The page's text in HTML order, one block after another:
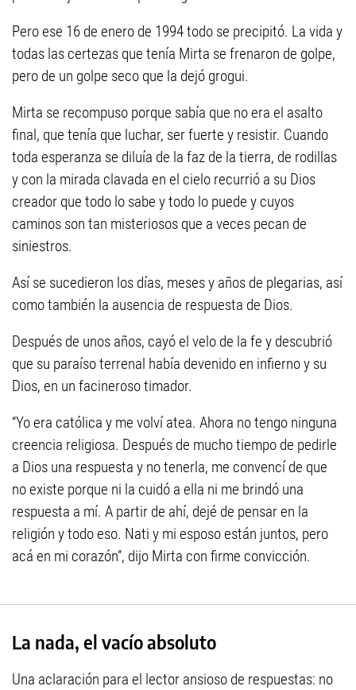
Pero ese 16 de enero de 1994 todo se precipitó. La vida y
todas las certezas que tenía Mirta se frenaron de golpe,
pero de un golpe seco que la dejó grogui.
Mirta se recompuso porque sabía que no era el asalto
final, que tenía que luchar, ser fuerte y resistir. Cuando
toda esperanza se diluía de la faz de la tierra, de rodillas
y con la mirada clavada en el cielo recurrió a su Dios
creador que todo lo sabe y todo lo puede y cuyos
caminos son tan misteriosos que a veces pecan de
siniestros.
Así se sucedieron los días, meses y años de plegarias, así
como también la ausencia de respuesta de Dios.
Después de unos años, cayó el velo de la fe y descubrió
que su paraíso terrenal había devenido en infierno y su
Dios, en un facineroso timador.
“Yo era católica y me volví atea. Ahora no tengo ninguna
creencia religiosa. Después de mucho tiempo de pedirle
a Dios una respuesta y no tenerla, me convencí de que
no existe porque ni la cuidó a ella ni me brindó una
respuesta a mí. A partir de ahí, dejé de pensar en la
religión y todo eso. Nati y mi esposo están juntos, pero
acá en mi corazón”, dijo Mirta con firme convicción.
La nada, el vacío absoluto
Una aclaración para el lector ansioso de respuestas: no